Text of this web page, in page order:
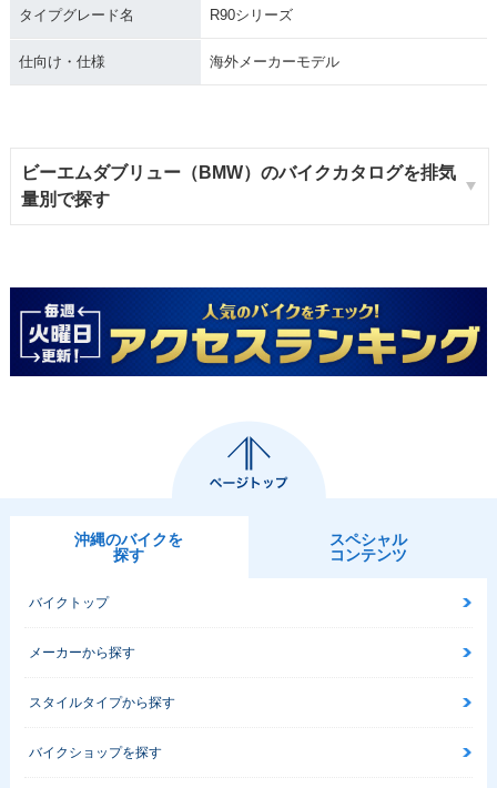
タイプグレード名 R90シリーズ
仕向け・仕様 海外メーカーモデル
ビーエムダブリュー（BMW）のバイクカタログを排気
量別で探す
沖縄のバイクを
探す
スペシャル
コンテンツ
バイクトップ
メーカーから探す
スタイルタイプから探す
バイクショップを探す